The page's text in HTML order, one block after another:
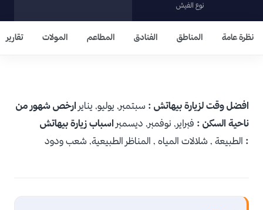
نوع الفيش
نظرة عامة المناطق الفنادق المطاعم المولات تقارير
افضل وقت لزيارة بيهاتش : سبتمبر, يوليو, يناير ارخص شهور من
ناحية السكن : فبراير, نوفمبر, ديسمبر اسباب زيارة بيهاتش
: الطبيعة , شلالات المياه , المناظر الطبيعية, شعب ودود